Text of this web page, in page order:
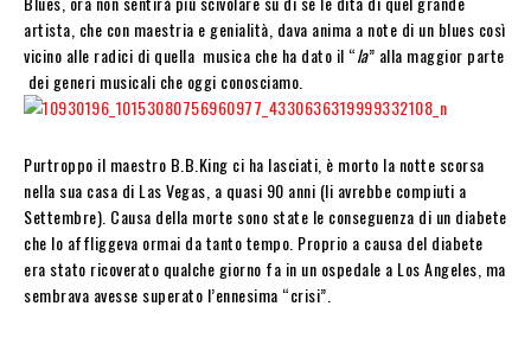
artista, che con maestria e genialità, dava anima a note di un blues così
vicino alle radici di quella musica che ha dato il “la” alla maggior parte
dei generi musicali che oggi conosciamo.
Purtroppo il maestro B.B.King ci ha lasciati, è morto la notte scorsa
nella sua casa di Las Vegas, a quasi 90 anni (li avrebbe compiuti a
Settembre). Causa della morte sono state le conseguenza di un diabete
che lo affliggeva ormai da tanto tempo. Proprio a causa del diabete
era stato ricoverato qualche giorno fa in un ospedale a Los Angeles, ma
sembrava avesse superato l’ennesima “crisi”.